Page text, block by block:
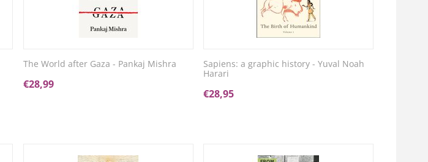
The World after Gaza - Pankaj Mishra
€28,99
Sapiens: a graphic history - Yuval Noah
Harari
€28,95